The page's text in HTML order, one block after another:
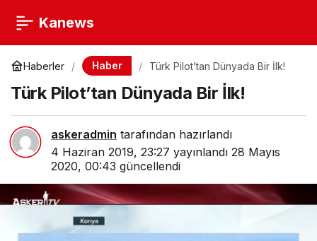
Kanews
Haberler Haber Türk Pilot’tan Dünyada Bir İlk!
Türk Pilot’tan Dünyada Bir İlk!
askeradmin tarafından hazırlandı
4 Haziran 2019, 23:27 yayınlandı 28 Mayıs
2020, 00:43 güncellendi